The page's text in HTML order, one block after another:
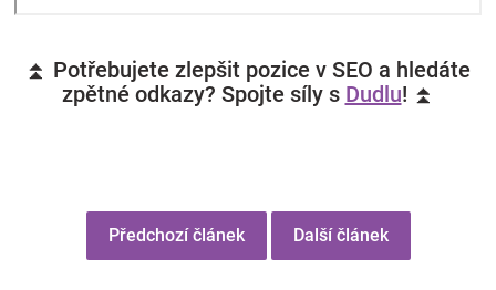
⏫ Potřebujete zlepšit pozice v SEO a hledáte
zpětné odkazy? Spojte síly s Dudlu! ⏫
Předchozí článek Další článek